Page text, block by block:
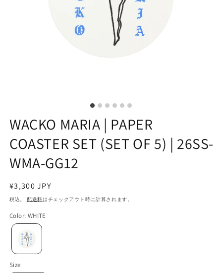
WACKO MARIA | PAPER
COASTER SET (SET OF 5) | 26SS-
WMA-GG12
通
常
格
¥3,300 JPY
税込。 配送料はチェックアウト時に計算されます。
Color: WHITE
Size